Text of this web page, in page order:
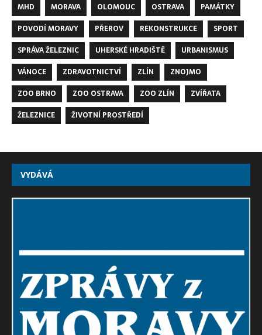
MHD
MORAVA OLOMOUC OSTRAVA
PAMÁTKY
POVODÍ MORAVY
PŘEROV REKONSTRUKCE
SPORT
SPRÁVA ŽELEZNIC
UHERSKÉ HRADIŠTĚ
URBANISMUS
VÁNOCE
ZDRAVOTNICTVÍ ZLÍN
ZNOJMO
ZOO BRNO
ZOO OSTRAVA ZOO ZLÍN
ZVÍŘATA
ŽELEZNICE
ŽIVOTNÍ PROSTŘEDÍ
VYDÁVÁ